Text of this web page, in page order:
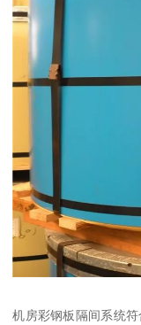
机房彩钢板隔间系统符